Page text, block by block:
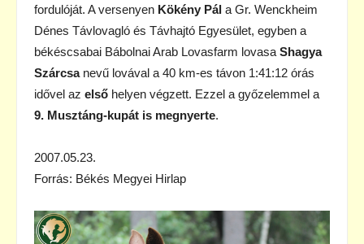
fordulóját. A versenyen Kökény Pál a Gr. Wenckheim
Dénes Távlovagló és Távhajtó Egyesület, egyben a
békéscsabai Bábolnai Arab Lovasfarm lovasa Shagya
Szárcsanevű lovával a 40 km-es távon 1:41:12 órás
idővel az első helyen végzett. Ezzel a győzelemmel a
9. Musztáng-kupát is megnyerte.
2007.05.23.
Forrás: Békés Megyei Hirlap